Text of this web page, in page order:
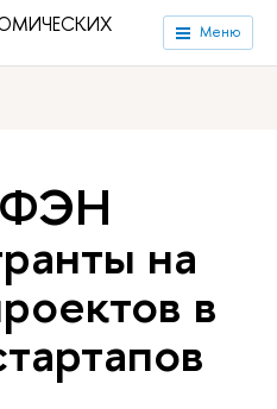
Меню
университет «Высшая
экономических наук
ФЭН
на
в